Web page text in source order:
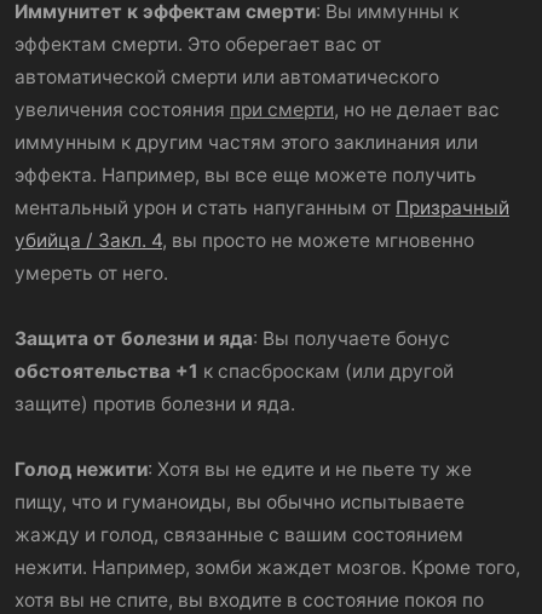
Иммунитет к эффектам смерти: Вы иммунны к
эффектам смерти. Это оберегает вас от
автоматической смерти или автоматического
увеличения состояния при смерти, но не делает вас
иммунным к другим частям этого заклинания или
эффекта. Например, вы все еще можете получить
ментальный урон и стать напуганным от Призрачный
убийца / Закл. 4, вы просто не можете мгновенно
умереть от него.
Защита от болезни и яда: Вы получаете бонус
обстоятельства +1 к спасброскам (или другой
защите) против болезни и яда.
Голод нежити: Хотя вы не едите и не пьете ту же
пищу, что и гуманоиды, вы обычно испытываете
жажду и голод, связанные с вашим состоянием
нежити. Например, зомби жаждет мозгов. Кроме того,
хотя вы не спите, вы входите в состояние покоя по